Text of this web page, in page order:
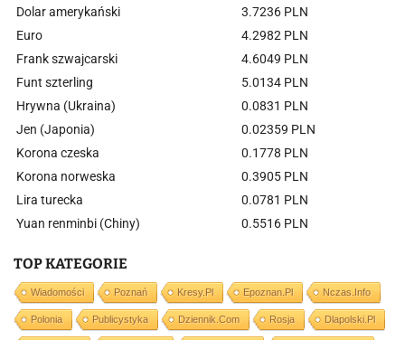
Dolar amerykański
3.7236 PLN
Euro
4.2982 PLN
Frank szwajcarski
4.6049 PLN
Funt szterling
5.0134 PLN
Hrywna (Ukraina)
0.0831 PLN
Jen (Japonia)
0.02359 PLN
Korona czeska
0.1778 PLN
Korona norweska
0.3905 PLN
Lira turecka
0.0781 PLN
Yuan renminbi (Chiny)
0.5516 PLN
TOP KATEGORIE
Wiadomości Poznań Kresy.pl Epoznan.pl Nczas.info
Polonia Publicystyka Dziennik.com Rosja Dlapolski.pl